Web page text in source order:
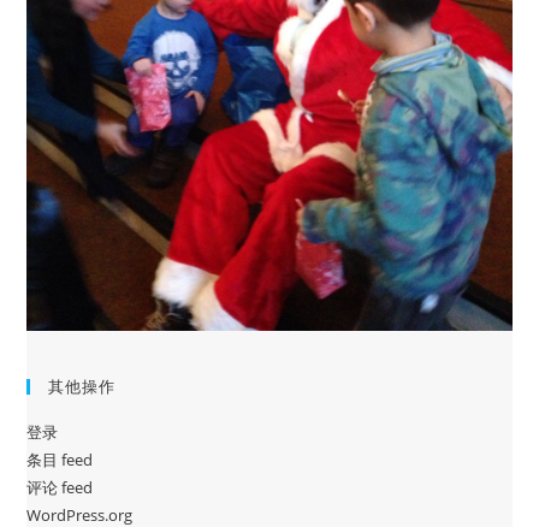
其他操作
登录
条目 feed
评论 feed
WordPress.org